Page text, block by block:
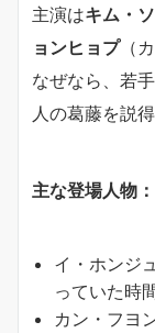
主演はキム・
ョンヒョプ（
なぜなら、若
人の葛藤を説
主な登場人物：
イ・ホンジ
っていた時
カン・フヨ